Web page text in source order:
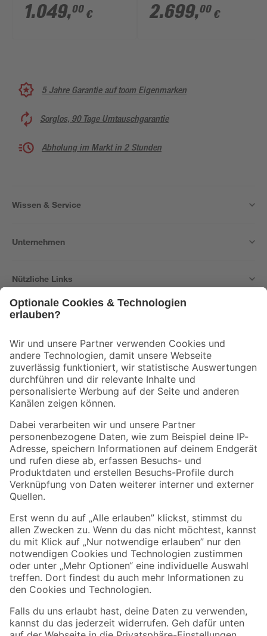
Größe 3D/4C
1.049,00 €
Größe 3A/3B/3C/3D
silber-metallic
2.699,00 €
5 Jahre Garantie auf toom Eigenmarken
Sorglos, 90 Tage Umtauschgarantie
Abholung im Markt in 2 Stunden
Wissen & Service
Unternehmen
Nützliche Links
Der toom Newsletter: Keine Angebote und Aktionen mehr verpassen!
Zur Newsletter Anmeldung
Folge uns
Zahlungsarten Versandarten
Sicher einkaufen
Jetzt die toom-App herunterladen
Alle Preisangaben in EUR inkl. gesetzl. MwSt.. Die dargestellten Angebote sind unter